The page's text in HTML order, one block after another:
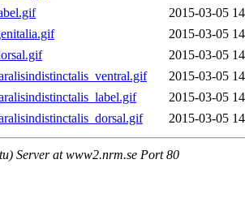
2015-03-05
2015-03-05
2015-03-05
2015-03-05
2015-03-05
2015-03-05
Server at www2.nrm.se Port 80